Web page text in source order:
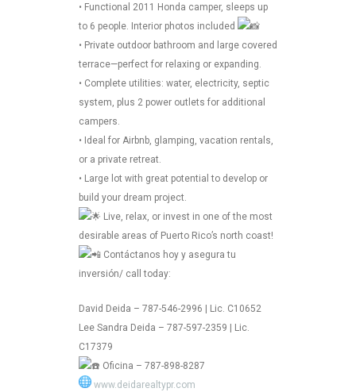
• Functional 2011 Honda camper, sleeps up
to 6 people. Interior photos included
• Private outdoor bathroom and large covered
terrace—perfect for relaxing or expanding.
• Complete utilities: water, electricity, septic
system, plus 2 power outlets for additional
campers.
• Ideal for Airbnb, glamping, vacation rentals,
or a private retreat.
• Large lot with great potential to develop or
build your dream project.
Live, relax, or invest in one of the most
desirable areas of Puerto Rico’s north coast!
Contáctanos hoy y asegura tu
inversión/ call today:
David Deida – 787-546-2996 | Lic. C10652
Lee Sandra Deida – 787-597-2359 | Lic.
C17379
Oficina – 787-898-8287
www.deidarealtypr.com